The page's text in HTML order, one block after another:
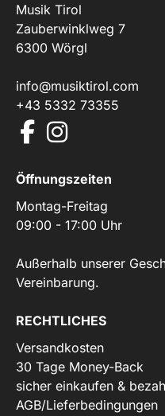
Musik Tirol
Zauberwinklweg 7
6300 Wörgl
info@musiktirol.com
+43 5332 73355
Öffnungszeiten
Montag-Freitag
09:00 - 17:00 Uhr
Außerhalb unserer
Vereinbarung.
RECHTLICHES
Versandkosten
30 Tage Money-Back
sicher einkaufen &
AGB/Lieferbedingungen